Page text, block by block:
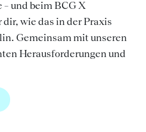
und beim BCG X
wie das in der Praxis
Gemeinsam mit unseren
Herausforderungen und